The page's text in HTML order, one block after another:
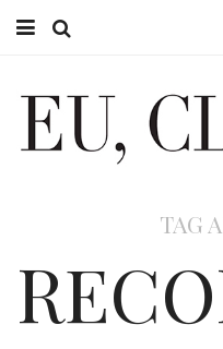
EU CLÁUDIO
EU, PAI
TAG